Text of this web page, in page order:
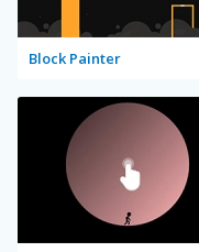
Block Painter